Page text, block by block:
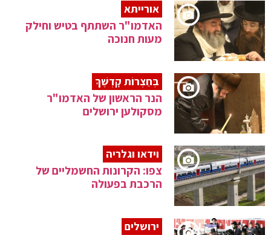
אורייתא
האדמו"ר השתתף בטיש וחילק
מעות חנוכה
בְּחַצְרוֹת קָדְשֶׁךָ
הנר הראשון של האדמו"ר
מסקולען ירושלים
וידאו וגלריה
צפו: הקרונות החשמליים של
הרכבת בפעולה
ירושלים